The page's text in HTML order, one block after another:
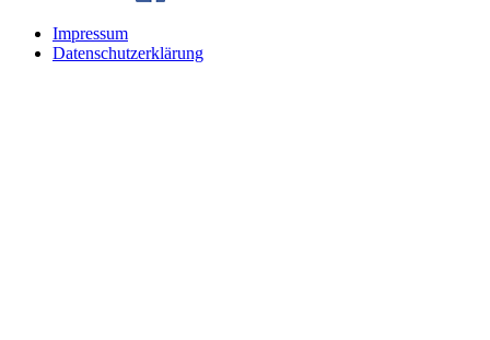
Impressum
Datenschutzerklärung